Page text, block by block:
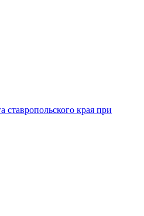
ставропольского края при